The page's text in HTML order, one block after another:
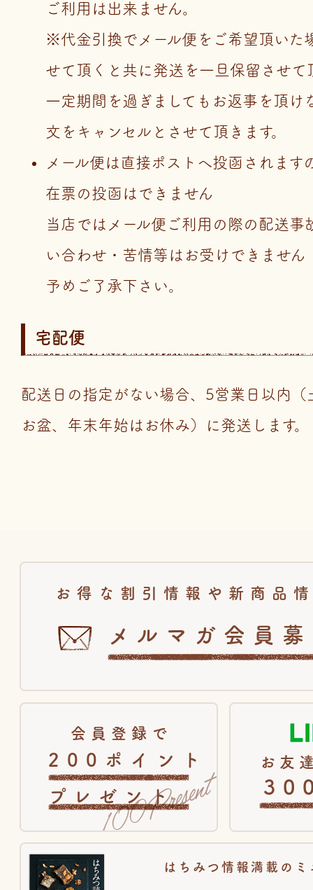
ご利用は出来ません。
※代金引換でメール便をご希望頂いた
せて頂くと共に発送を一旦保留させて
一定期間を過ぎましてもお返事を頂け
文をキャンセルとさせて頂きます。
メール便は直接ポストへ投函されます
在票の投函はできません
当店ではメール便ご利用の際の配送事
い合わせ・苦情等はお受けできません
予めご了承下さい。
宅配便
配送日の指定がない場合、5営業日以内（
お盆、年末年始はお休み）に発送します。
お得な割引情報や新商品
メルマガ会員
会員登録で
200ポイント
プレゼント
お友
はちみつ情報満載のミ